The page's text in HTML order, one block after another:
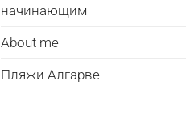
начинающим
About me
Пляжи Алгарве